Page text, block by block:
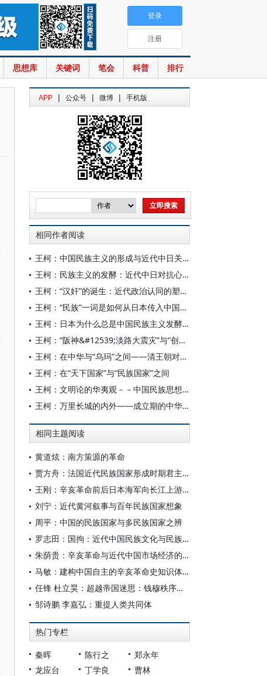
思想库 关键词 笔会 科普 排行
登录
注册
APP | 公众号 | 微博 | 手机版
相同作者阅读
王柯：中国民族主义的形成与近代中日关系
王柯：民族主义的发酵：近代中日对抗心理是如何形成的？
王柯：“汉奸”的诞生：近代政治认同的塑造与吊诡
王柯：“民族”一词是如何从日本传入中国的？
王柯：日本为什么总是中国民族主义发酵的温床？
王柯：“阪神&#12539;淡路大震灾”与“创造性复兴”
王柯：在中华与“乌玛”之间――清王朝对新疆维吾尔社会的统治
王柯：在“天下国家”与“民族国家”之间
王柯：文明论的华夷观－－中国民族思想的起源
王柯：万里长城的内外——成立期的中华帝国与夷狄
相同主题阅读
黄道炫：南方策源的革命
贾方舟：法国近代民族国家形成时期君主即位仪式的三级结构
王刚：辛亥革命前后日本海军向长江上游的扩张——以日舰三次溯航川江为中心
刘宁：近代黄河叙事与百年民族国家想象
周平：中国的民族国家与多民族国家之辨
罗志田：国拘：近代中国民族文化与民族国家的紧张
朱荫贵：辛亥革命与近代中国市场经济的发展
马敏：建构中国自主的辛亥革命史知识体系的启示
任锋 杜立昊：超越帝国迷思：钱穆秩序论述的三重异议
邹诗鹏 李嘉弘：重提人类共同体
热门专栏
秦晖 陈行之
郑永年
龙应台
丁学良
曹林